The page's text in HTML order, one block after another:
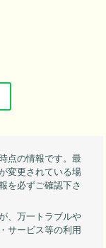
点の情報です。最
変更されている場
を必ずご確認下さ
、万一トラブルや
サービス等の利用